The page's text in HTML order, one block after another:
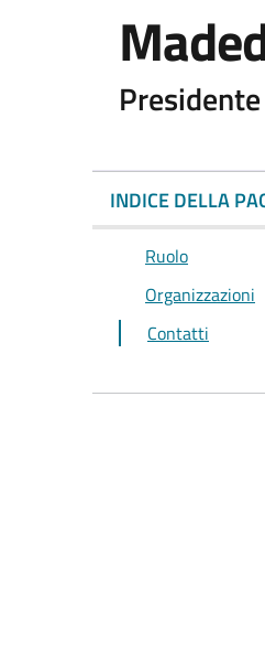
INDICE DELLA
Ruolo
Organizzazioni
Contatti